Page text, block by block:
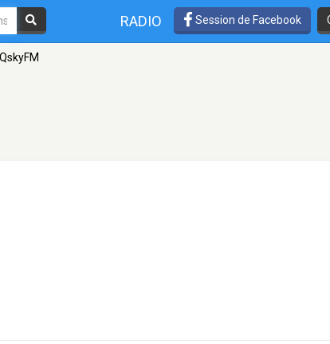
RADIO Session de Facebook
QskyFM